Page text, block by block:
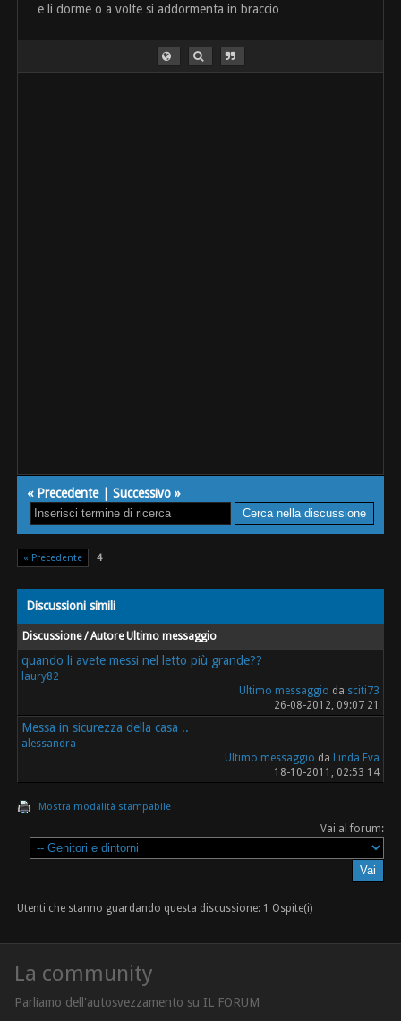
e li dorme o a volte si addormenta in braccio
« Precedente|Successivo »
« Precedente 4
Discussioni simili
Discussione / Autore Ultimo messaggio
quando li avete messi nel letto più grande??
laury82
Ultimo messaggio da sciti73
26-08-2012, 09:07 21
Messa in sicurezza della casa ..
alessandra
Ultimo messaggio da Linda Eva
18-10-2011, 02:53 14
Mostra modalità stampabile
Vai al forum:
Utenti che stanno guardando questa discussione: 1 Ospite(i)
La community
Parliamo dell'autosvezzamento su IL FORUM